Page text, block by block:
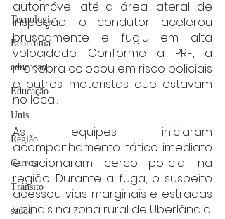
Tecnologia
Economia
educaçao
Educação
Unis
Região
Carros
Trânsito
saúde
automóvel até a área lateral de
inspeção, o condutor acelerou
bruscamente e fugiu em alta
velocidade. Conforme a PRF, a
manobra colocou em risco policiais
e outros motoristas que estavam
no local.
As equipes iniciaram
acompanhamento tático imediato
e acionaram cerco policial na
região. Durante a fuga, o suspeito
acessou vias marginais e estradas
vicinais na zona rural de Uberlândia.